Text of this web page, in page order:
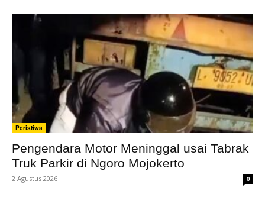
Peristiwa
Pengendara Motor Meninggal usai Tabrak
Truk Parkir di Ngoro Mojokerto
2 Agustus 2026 0